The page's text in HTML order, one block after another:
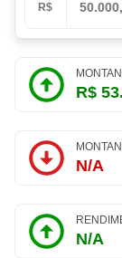
R$
R$
N/A
N/A